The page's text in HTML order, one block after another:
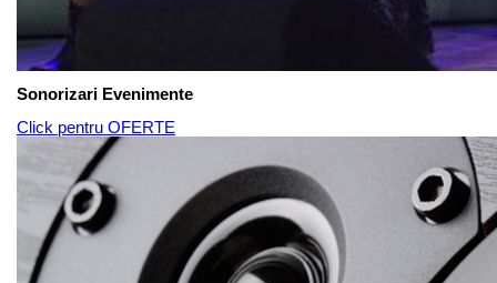
Sonorizari Evenimente
Click pentru OFERTE